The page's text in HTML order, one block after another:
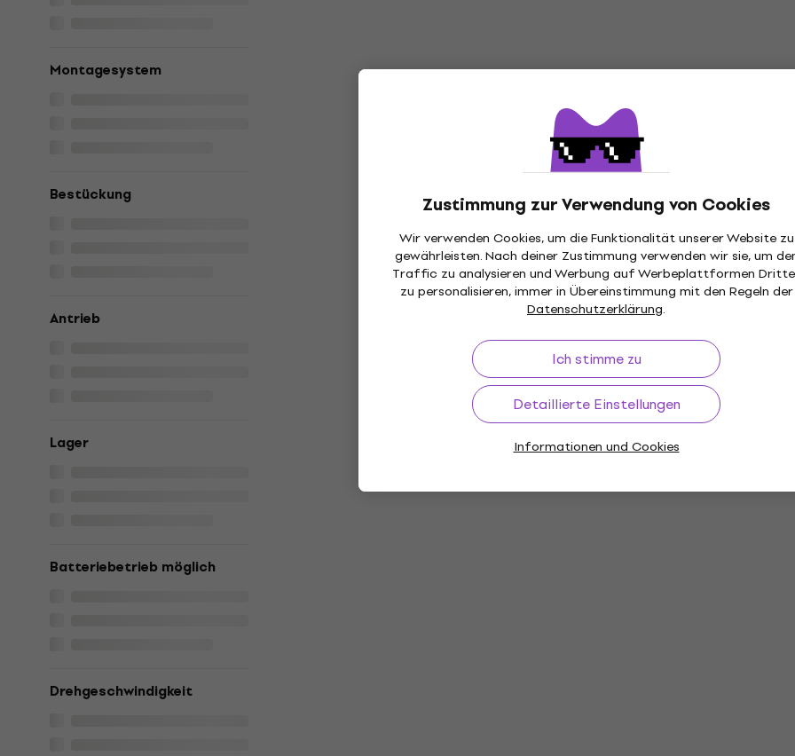
Zustimmung zur Verwendung von Cookies
Wir verwenden Cookies, um die Funktionalität unserer Website zu
gewährleisten. Nach deiner Zustimmung verwenden wir sie, um
Traffic zu analysieren und Werbung auf Werbeplattformen
zu personalisieren, immer in Übereinstimmung mit den Regeln der
Datenschutzerklärung.
Ich stimme zu
Detaillierte Einstellungen
Informationen und Cookies
Montagesystem
Bestückung
Antrieb
Lager
Batteriebetrieb möglich
Drehgeschwindigkeit